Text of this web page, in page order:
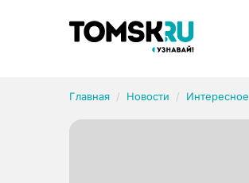
Главная Новости Интересное
Рубрики